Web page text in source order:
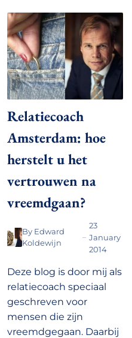
Relatiecoach
Amsterdam: hoe
herstelt u het
vertrouwen na
vreemdgaan?
By Edward
Koldewijn
23
January
2014
Deze blog is door mij als
relatiecoach speciaal
geschreven voor
mensen die zijn
vreemdgegaan. Daarbij